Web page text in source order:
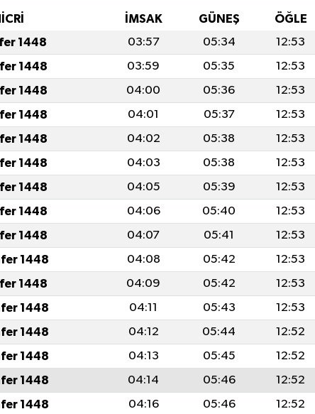
İMSAK GÜNEŞ ÖĞLE
1448 03:57 05:34 12:53
1448 03:59 05:35 12:53
1448 04:00 05:36 12:53
1448 04:01 05:37 12:53
1448 04:02 05:38 12:53
1448 04:03 05:38 12:53
1448 04:05 05:39 12:53
1448 04:06 05:40 12:53
1448 04:07 05:41 12:53
1448 04:08 05:42 12:53
1448 04:09 05:42 12:53
1448 04:11 05:43 12:53
1448 04:12 05:44 12:52
1448 04:13 05:45 12:52
1448 04:14 05:46 12:52
1448 04:16 05:46 12:52